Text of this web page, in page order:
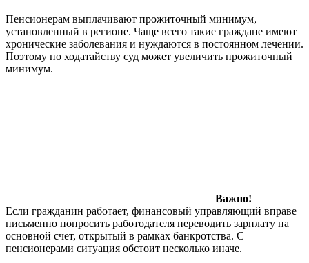
Пенсионерам выплачивают прожиточный минимум,
установленный в регионе. Чаще всего такие граждане имеют
хронические заболевания и нуждаются в постоянном лечении.
Поэтому по ходатайству суд может увеличить прожиточный
минимум.
Важно!
Если гражданин работает, финансовый управляющий вправе
письменно попросить работодателя переводить зарплату на
основной счет, открытый в рамках банкротства. С
пенсионерами ситуация обстоит несколько иначе.